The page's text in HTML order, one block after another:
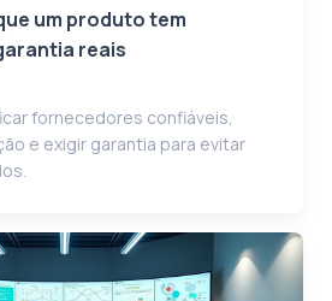
um produto tem
reais
fornecedores confiáveis,
e exigir garantia para evitar